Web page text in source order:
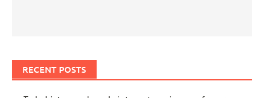
RECENT POSTS